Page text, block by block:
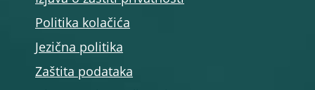
Politika kolačića
Jezična politika
Zaštita podataka